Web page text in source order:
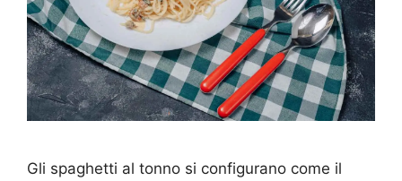
Gli spaghetti al tonno si configurano come il